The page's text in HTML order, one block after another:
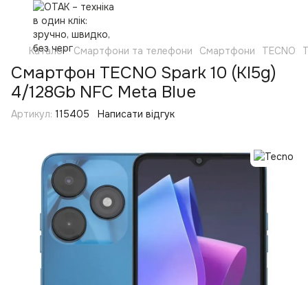
Каталог Смартфони та телефони Смартфони TECNO
Смартфон TECNO Spark 10 (KI5g)
4/128Gb NFC Meta Blue
Артикул: 115405 Написати відгук